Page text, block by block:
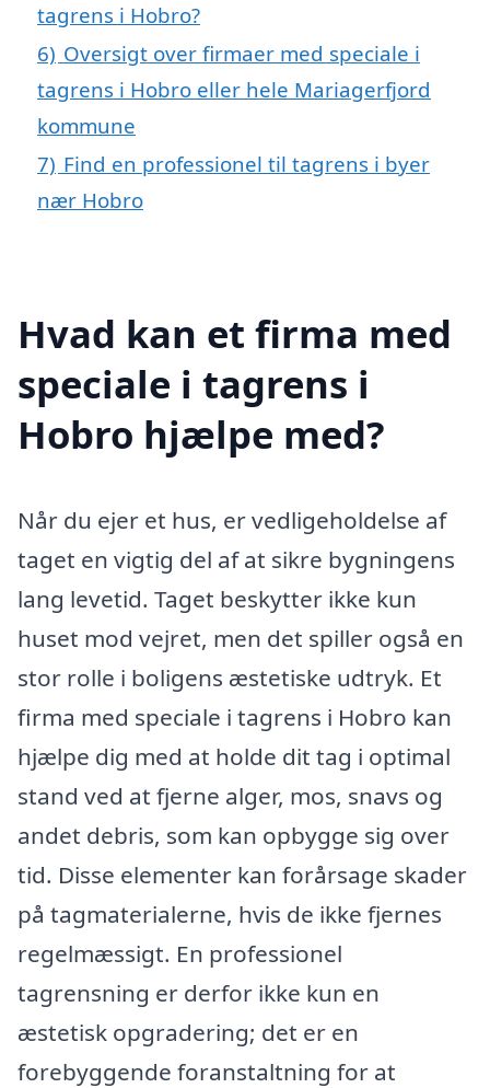
tagrens i Hobro?
6) Oversigt over firmaer med speciale i
tagrens i Hobro eller hele Mariagerfjord
kommune
7) Find en professionel til tagrens i byer
nær Hobro
Hvad kan et firma med
speciale i tagrens i
Hobro hjælpe med?
Når du ejer et hus, er vedligeholdelse af
taget en vigtig del af at sikre bygningens
lang levetid. Taget beskytter ikke kun
huset mod vejret, men det spiller også en
stor rolle i boligens æstetiske udtryk. Et
firma med speciale i tagrens i Hobro kan
hjælpe dig med at holde dit tag i optimal
stand ved at fjerne alger, mos, snavs og
andet debris, som kan opbygge sig over
tid. Disse elementer kan forårsage skader
på tagmaterialerne, hvis de ikke fjernes
regelmæssigt. En professionel
tagrensning er derfor ikke kun en
æstetisk opgradering; det er en
forebyggende foranstaltning for at